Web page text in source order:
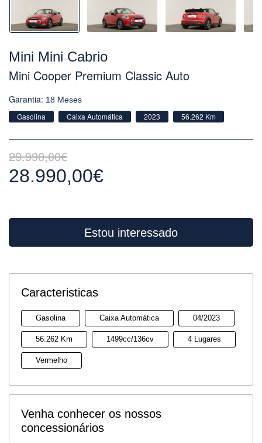
Mini Mini Cabrio
Mini Cooper Premium Classic Auto
Garantia: 18 Meses
Gasolina Caixa Automática 2023 56.262 Km
29.990,00€
28.990,00€
Estou interessado
Caracteristicas
Gasolina Caixa Automática 04/2023
56.262 Km 1499cc/136cv 4 Lugares
Vermelho
Venha conhecer os nossos
concessionários